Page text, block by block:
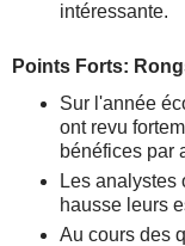
intéressante.
Points Forts:
Sur l'année
ont revu
bénéfices par
Les analystes
hausse leurs
Au cours des